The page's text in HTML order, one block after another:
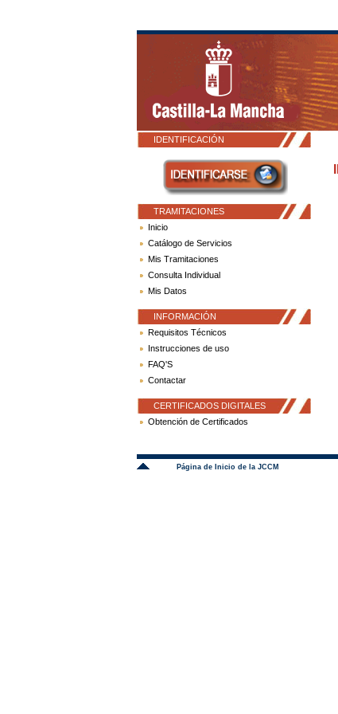
IDENTIFICACIÓN
TRAMITACIONES
Inicio
Catálogo de Servicios
Mis Tramitaciones
Consulta Individual
Mis Datos
INFORMACIÓN
Requisitos Técnicos
Instrucciones de uso
FAQ'S
Contactar
CERTIFICADOS DIGITALES
Obtención de Certificados
Página de Inicio de la JCCM